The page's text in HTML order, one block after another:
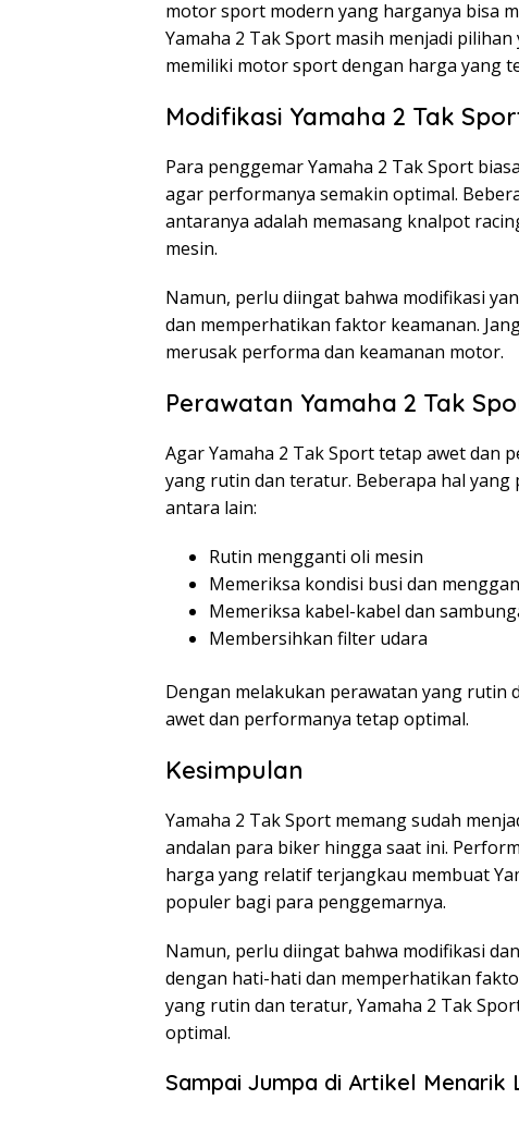
motor sport modern yang harganya bisa
Yamaha 2 Tak Sport masih menjadi
memiliki motor sport dengan harga yang
Modifikasi Yamaha 2 Tak
Para penggemar Yamaha 2 Tak Sport
agar performanya semakin optimal.
antaranya adalah memasang knalpot
mesin.
Namun, perlu diingat bahwa modifikasi
dan memperhatikan faktor keamanan.
merusak performa dan keamanan motor.
Perawatan Yamaha 2 Tak
Agar Yamaha 2 Tak Sport tetap awet dan
yang rutin dan teratur. Beberapa hal
antara lain:
Rutin mengganti oli mesin
Memeriksa kondisi busi dan
Memeriksa kabel-kabel dan
Membersihkan filter udara
Dengan melakukan perawatan yang rutin
awet dan performanya tetap optimal.
Kesimpulan
Yamaha 2 Tak Sport memang sudah
andalan para biker hingga saat ini.
harga yang relatif terjangkau membuat
populer bagi para penggemarnya.
Namun, perlu diingat bahwa modifikasi
dengan hati-hati dan memperhatikan
yang rutin dan teratur, Yamaha 2 Tak
optimal.
Sampai Jumpa di Artikel Menarik